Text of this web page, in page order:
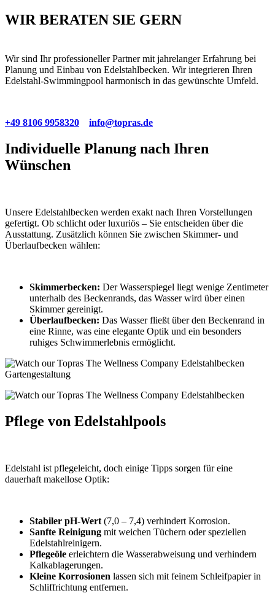
WIR BERATEN SIE GERN
Wir sind Ihr professioneller Partner mit jahrelanger Erfahrung bei
Planung und Einbau von Edelstahlbecken. Wir integrieren Ihren
Edelstahl-Swimmingpool harmonisch in das gewünschte Umfeld.
+49 8106 9958320 info@topras.de
Individuelle Planung nach Ihren
Wünschen
Unsere Edelstahlbecken werden exakt nach Ihren Vorstellungen
gefertigt. Ob schlicht oder luxuriös – Sie entscheiden über die
Ausstattung. Zusätzlich können Sie zwischen Skimmer- und
Überlaufbecken wählen:
Skimmerbecken: Der Wasserspiegel liegt wenige Zentimeter
unterhalb des Beckenrands, das Wasser wird über einen
Skimmer gereinigt.
Überlaufbecken: Das Wasser fließt über den Beckenrand in
eine Rinne, was eine elegante Optik und ein besonders
ruhiges Schwimmerlebnis ermöglicht.
Pflege von Edelstahlpools
Edelstahl ist pflegeleicht, doch einige Tipps sorgen für eine
dauerhaft makellose Optik:
Stabiler pH-Wert (7,0 – 7,4) verhindert Korrosion.
Sanfte Reinigung mit weichen Tüchern oder speziellen
Edelstahlreinigern.
Pflegeöle erleichtern die Wasserabweisung und verhindern
Kalkablagerungen.
Kleine Korrosionen lassen sich mit feinem Schleifpapier in
Schliffrichtung entfernen.